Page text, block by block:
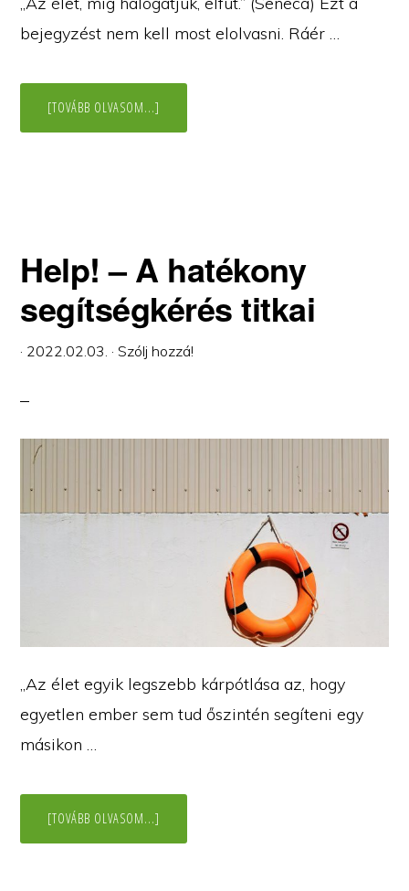
bejegyzést nem kell most elolvasni. Ráér …
[TOVÁBB OLVASOM...]
Help! – A hatékony
segítségkérés titkai
· 2022.02.03. ·Szólj hozzá!
„Az élet egyik legszebb kárpótlása az, hogy
egyetlen ember sem tud őszintén segíteni egy
másikon …
[TOVÁBB OLVASOM...]
–